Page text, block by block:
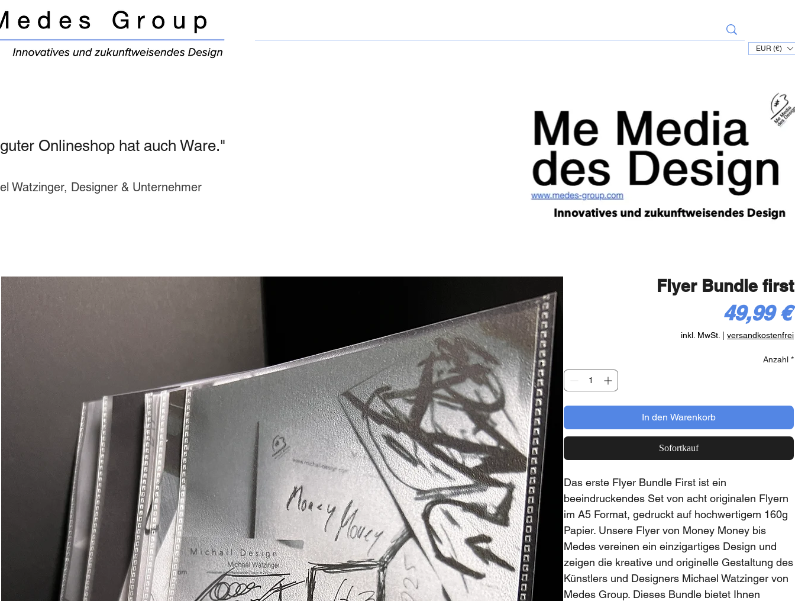
EUR (€)
Onlineshop hat auch Ware."
Watzinger, Designer & Unternehmer
Flyer Bundle first
49,99 €
inkl. MwSt. versandkostenfrei
Anzahl *
In den Warenkorb
Sofortkauf
Das erste Flyer Bundle First ist ein
beeindruckendes Set von acht originalen Flyern
im A5 Format, gedruckt auf hochwertigem 160g
Papier. Unsere Flyer von Money Money bis
Medes vereinen ein einzigartiges Design und
zeigen die kreative und originelle Gestaltung des
Künstlers und Designers Michael Watzinger von
Medes Group. Dieses Bundle bietet Ihnen